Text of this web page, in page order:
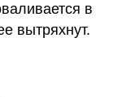
в
вытряхнут.